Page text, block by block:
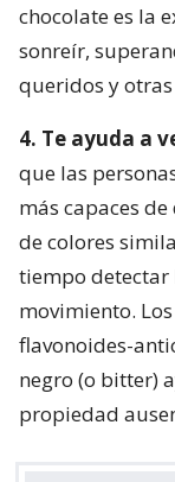
chocolate es la
sonreír,
queridos y
4. Te ayuda a
que las
más capaces
de colores
tiempo detectar
movimiento.
flavonoides-
negro (o bitter)
propiedad